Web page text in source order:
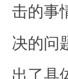
击的事
决的问
出了具